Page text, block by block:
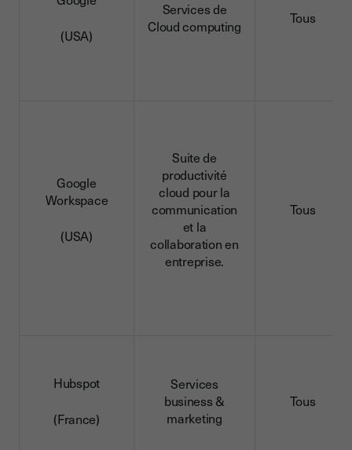
(USA)
Services de
Cloud computing
Tous
Google
Workspace
(USA)
Suite de
productivité
cloud pour la
communication
et la
collaboration en
entreprise.
Tous
Hubspot
(France)
Services
business &
marketing
Tous